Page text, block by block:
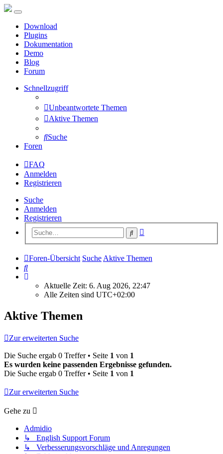
Download
Plugins
Dokumentation
Demo
Blog
Forum
Schnellzugriff
Unbeantwortete Themen
Aktive Themen
Suche
Foren
FAQ
Anmelden
Registrieren
Suche
Anmelden
Registrieren
Suche
Foren-Übersicht Suche Aktive Themen
Suche
Aktuelle Zeit: 6. Aug 2026, 22:47
Alle Zeiten sind UTC+02:00
Aktive Themen
Zur erweiterten Suche
Die Suche ergab 0 Treffer • Seite 1 von 1
Es wurden keine passenden Ergebnisse gefunden.
Die Suche ergab 0 Treffer • Seite 1 von 1
Zur erweiterten Suche
Gehe zu
Admidio
↳ English Support Forum
↳ Verbesserungsvorschläge und Anregungen